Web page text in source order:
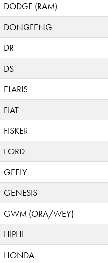
DODGE (RAM)
DONGFENG
DR
DS
ELARIS
FIAT
FISKER
FORD
GEELY
GENESIS
GWM (ORA/WEY)
HIPHI
HONDA